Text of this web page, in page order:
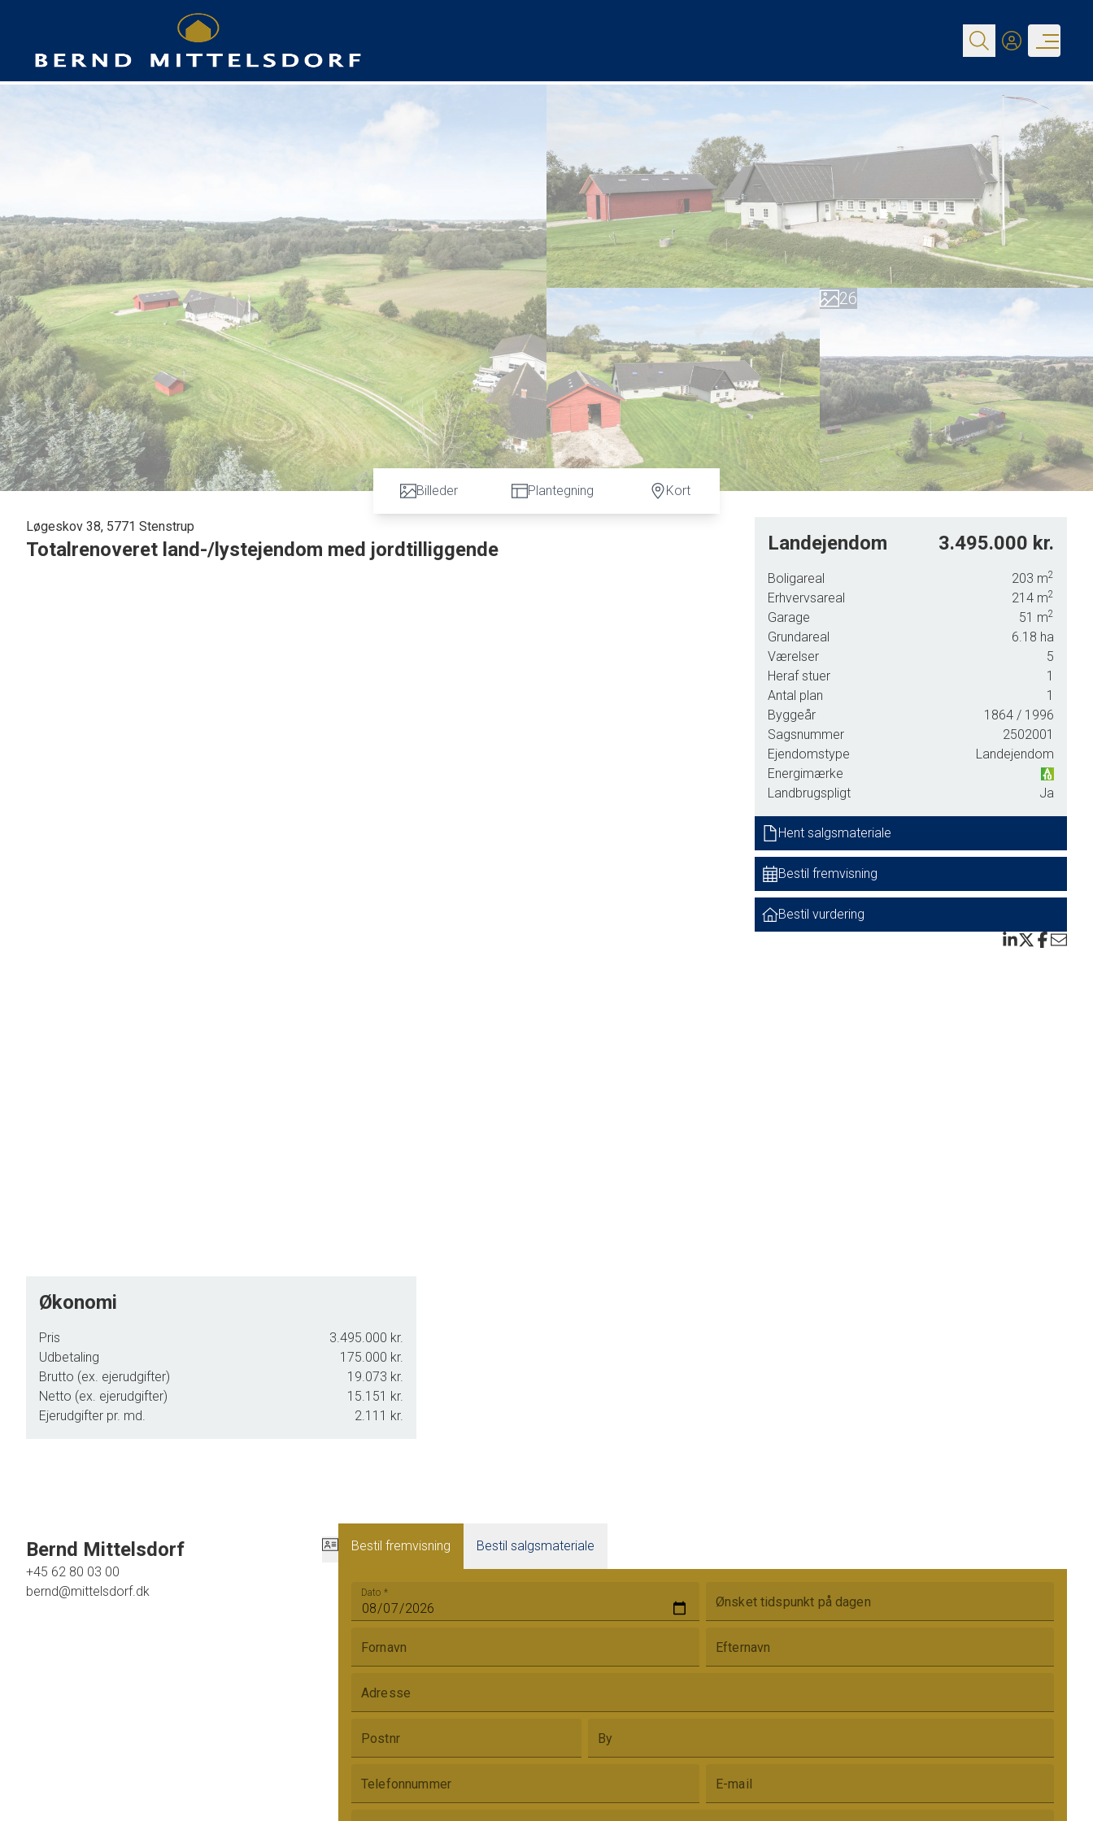
0
1
2
5
6
7
9
1
2
3
4
5
6
9
Billeder Plantegning Kort
Løgeskov 38, 5771 Stenstrup
Totalrenoveret land-/lystejendom med jordtilliggende Landejendom 3.495.000 kr.
Boligareal 203 m2
Erhvervsareal 214 m2
Garage 51 m2
Grundareal 6.18 ha
Værelser
5
Heraf stuer
1
Antal plan
1
Byggeår
1864 / 1996
Sagsnummer
2502001
Ejendomstype
Landejendom
Energimærke
Landbrugspligt
Ja
Hent salgsmateriale
Bestil fremvisning
Bestil vurdering
Økonomi
Pris
3.495.000 kr.
Udbetaling
175.000 kr.
Brutto (ex. ejerudgifter)
19.073 kr.
Netto (ex. ejerudgifter)
15.151 kr.
Ejerudgifter pr. md.
2.111 kr.
Bernd Mittelsdorf
+45 62 80 03 00
bernd@mittelsdorf.dk
Bestil fremvisning Bestil salgsmateriale
Dato *
Ønsket tidspunkt på dagen
Fornavn Efternavn
Adresse
Postnr By
Telefonnummer E-mail